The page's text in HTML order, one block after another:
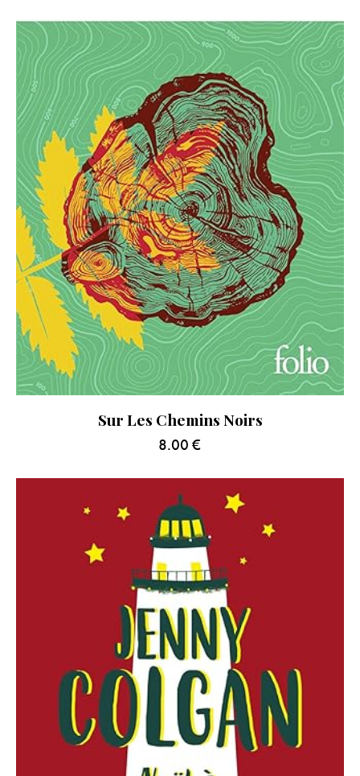
Sur Les Chemins Noirs
8.00 €